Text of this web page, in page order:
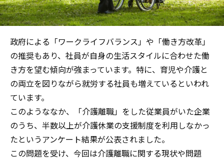
政府による「ワークライフバランス」や「働き方改革」
の推奨もあり、社員が自身の生活スタイルに合わせた働
き方を望む傾向が強まっています。特に、育児や介護と
の両立を図りながら就労する社員も増えているといわれ
ています。
このようななか、「介護離職」をした従業員がいた企業
のうち、半数以上が介護休業の支援制度を利用しなかっ
たというアンケート結果が公表されました。
この問題を受け、今回は介護離職に関する現状や問題